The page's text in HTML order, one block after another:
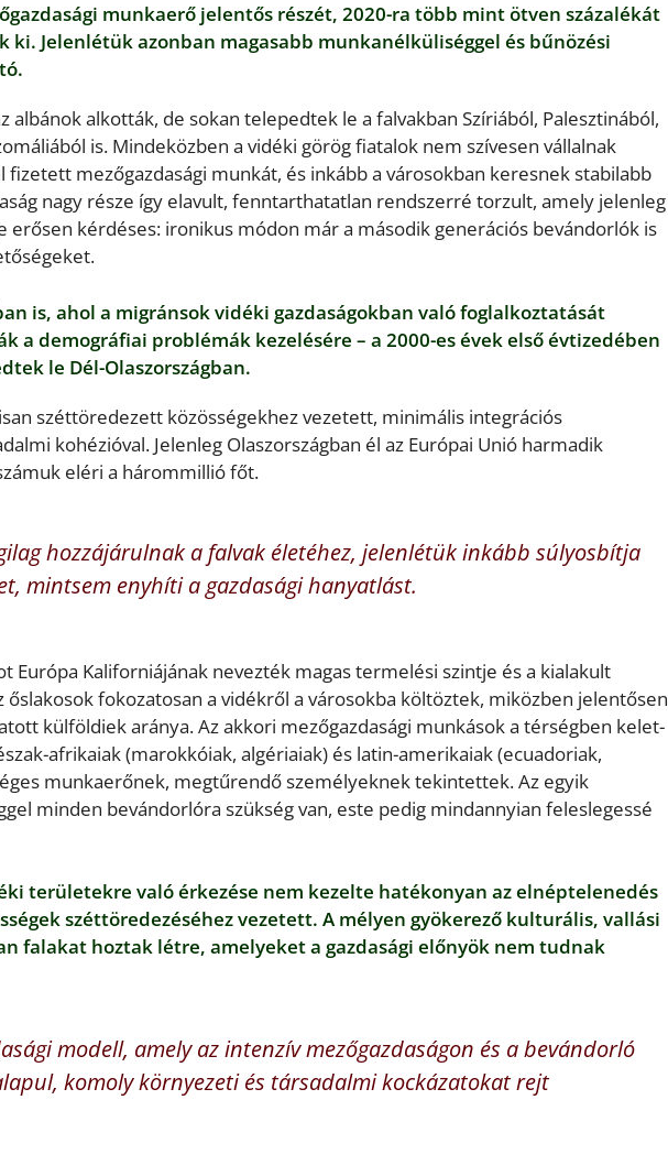
munkaerő jelentős részét, 2020-ra több mint ötven százalékát
Jelenlétük azonban magasabb munkanélküliséggel és bűnözési
albánok alkották, de sokan telepedtek le a falvakban Szíriából, Palesztinából,
is. Mindeközben a vidéki görög fiatalok nem szívesen vállalnak
fizetett mezőgazdasági munkát, és inkább a városokban keresnek stabilabb
nagy része így elavult, fenntarthatatlan rendszerré torzult, amely jelenleg
erősen kérdéses: ironikus módon már a második generációs bevándorlók is
is, ahol a migránsok vidéki gazdaságokban való foglalkoztatását
a demográfiai problémák kezelésére – a 2000-es évek első évtizedében
le Dél-Olaszországban.
széttöredezett közösségekhez vezetett, minimális integrációs
kohézióval. Jelenleg Olaszországban él az Európai Unió harmadik
eléri a hárommillió főt.
hozzájárulnak a falvak életéhez, jelenlétük inkább súlyosbítja
mintsem enyhíti a gazdasági hanyatlást.
Európa Kaliforniájának nevezték magas termelési szintje és a kialakult
fokozatosan a vidékről a városokba költöztek, miközben jelentősen
külföldiek aránya. Az akkori mezőgazdasági munkások a térségben kelet-
afrikaiak (marokkóiak, algériaiak) és latin-amerikaiak (ecuadoriak,
munkaerőnek, megtűrendő személyeknek tekintettek. Az egyik
minden bevándorlóra szükség van, este pedig mindannyian feleslegessé
területekre való érkezése nem kezelte hatékonyan az elnéptelenedés
széttöredezéséhez vezetett. A mélyen gyökerező kulturális, vallási
falakat hoztak létre, amelyeket a gazdasági előnyök nem tudnak
modell, amely az intenzív mezőgazdaságon és a bevándorló
komoly környezeti és társadalmi kockázatokat rejt